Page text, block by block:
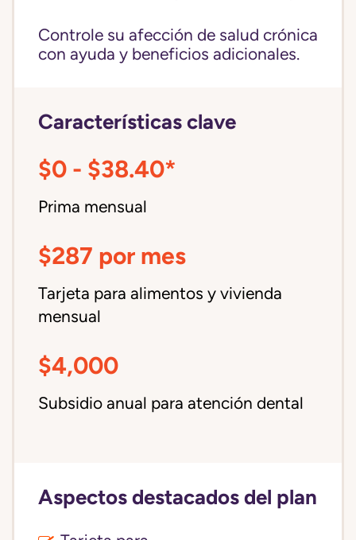
Controle su afección de salud crónica
con ayuda y beneficios adicionales.
Características clave
$0 - $38.40*
Prima mensual
$287 por mes
Tarjeta para alimentos y vivienda
mensual
$4,000
Subsidio anual para atención dental
Aspectos destacados del plan